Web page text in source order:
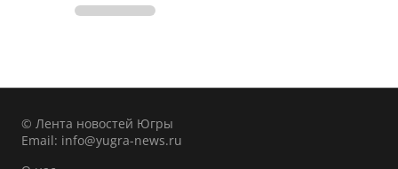
© Лента новостей Югры
Email: info@yugra-news.ru